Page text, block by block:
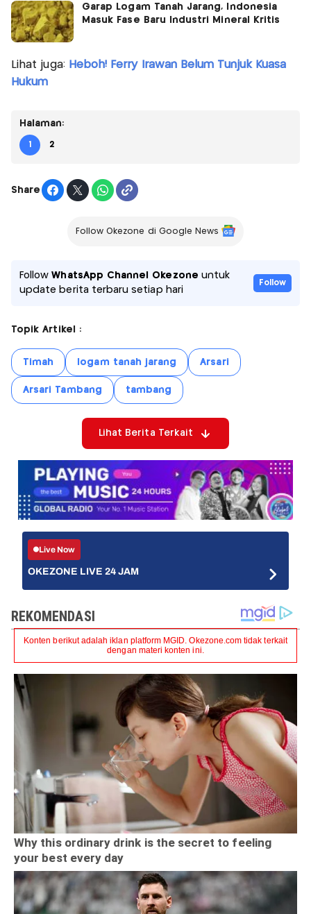
Garap Logam Tanah Jarang, Indonesia
Masuk Fase Baru Industri Mineral Kritis
Lihat juga: Heboh! Ferry Irawan Belum Tunjuk Kuasa
Hukum
Halaman:
1 2
Share
Follow Okezone di Google News
FollowWhatsApp Channel Okezone untuk
update berita terbaru setiap hari
Follow
Topik Artikel :
Timah logam tanah jarang Arsari
Arsari Tambang tambang
Lihat Berita Terkait
Live Now
OKEZONE LIVE 24 JAM